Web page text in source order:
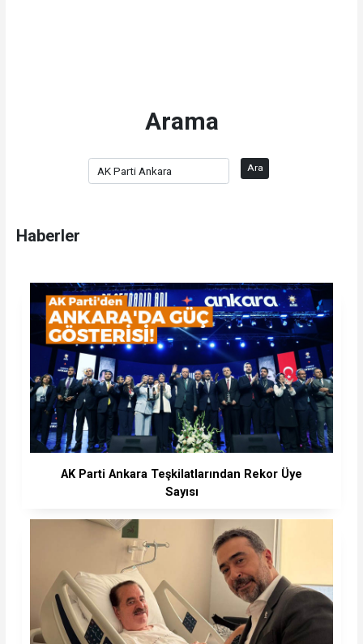
Arama
Ara
Haberler
AK Parti Ankara Teşkilatlarından Rekor Üye
Sayısı